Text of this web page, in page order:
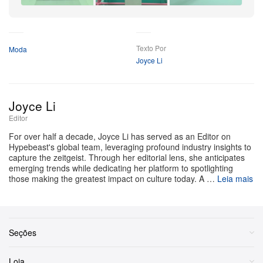
fortemente na varejista espanhola ao longo de 2026.
Ele subiu ao maior palco do mundo no Super Bowl
Gala, ocasião em que o novo logo Benito Antonio foi
sutilmente revelado na cadeira de seu camarim.
Agora oficialmente disponível ao público, a linha
colaborativa traduz o estilo pessoal vibrante e o
moletons pesados e bonés, a ternos de alfaiataria
sofisticados e bem estruturados. É uma estética que
Moda
Texto Por
Joyce Li
Joyce Li
Editor
For over half a decade, Joyce Li has served as an Editor on
Hypebeast's global team, leveraging profound industry insights to
capture the zeitgeist. Through her editorial lens, she anticipates
emerging trends while dedicating her platform to spotlighting
those making the greatest impact on culture today. A … Leia mais
Seções